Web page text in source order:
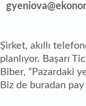
Şirket, akıllı
planlıyor. Başarı
Biber, “Pazardaki
Biz de buradan pay